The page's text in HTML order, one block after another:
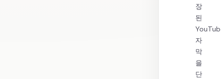
장
된
자
막
을
단